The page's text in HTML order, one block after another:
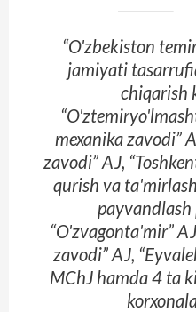
“O'zbekiston
jamiyati
chiqarish
mexanika zavodi”
zavodi” AJ,
qurish va
payvandlash
“O'zvagonta'mir”
zavodi” AJ,
MChJ hamda 4 ta